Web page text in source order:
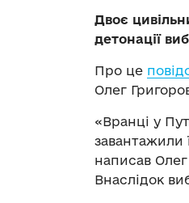
Двоє
детонації
Про це
Олег
«Вранці у
завантажили
написав
Внаслідок